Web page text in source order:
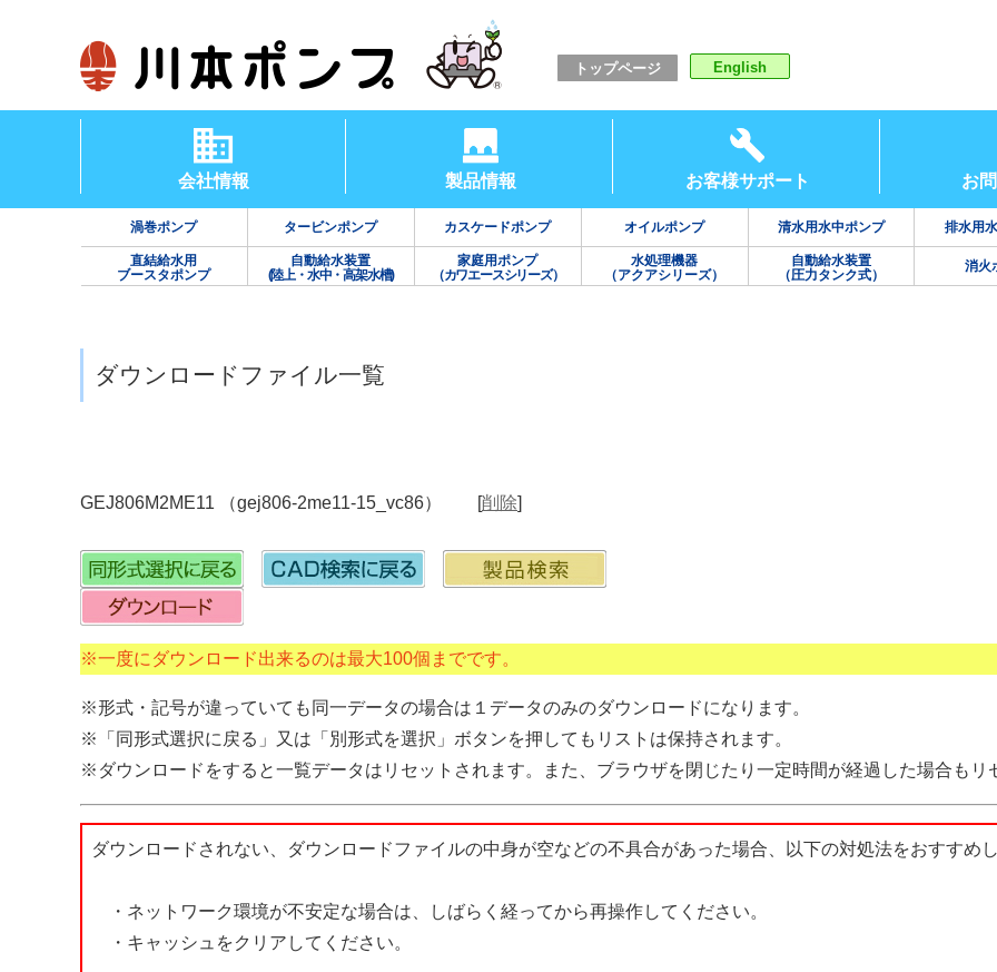
トップページ English
会社情報 製品情報 お客様サポート お
渦巻ポンプ タービンポンプ カスケードポンプ オイルポンプ 清水用水中ポンプ 排水用
直結給水用
ブースタポンプ
自動給水装置
(陸上・水中・高架水槽)
家庭用ポンプ
（カワエースシリーズ）
水処理機器
（アクアシリーズ）
自動給水装置
（圧力タンク式）
消火
ダウンロードファイル一覧
GEJ806M2ME11 （gej806-2me11-15_vc86） [削除]
※一度にダウンロード出来るのは最大100個までです。
※形式・記号が違っていても同一データの場合は１データのみのダウンロードになります。
※「同形式選択に戻る」又は「別形式を選択」ボタンを押してもリストは保持されます。
※ダウンロードをすると一覧データはリセットされます。また、ブラウザを閉じたり一定時間が経過した場合もリ
ダウンロードされない、ダウンロードファイルの中身が空などの不具合があった場合、以下の対処法をおすすめし
・ネットワーク環境が不安定な場合は、しばらく経ってから再操作してください。
・キャッシュをクリアしてください。